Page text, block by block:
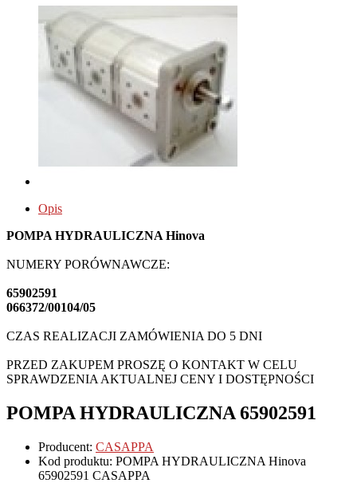
Opis
POMPA HYDRAULICZNA Hinova
NUMERY PORÓWNAWCZE:
65902591
066372/00104/05
CZAS REALIZACJI ZAMÓWIENIA DO 5 DNI
PRZED ZAKUPEM PROSZĘ O KONTAKT W CELU
SPRAWDZENIA AKTUALNEJ CENY I DOSTĘPNOŚCI
POMPA HYDRAULICZNA 65902591
Producent: CASAPPA
Kod produktu: POMPA HYDRAULICZNA Hinova
65902591 CASAPPA